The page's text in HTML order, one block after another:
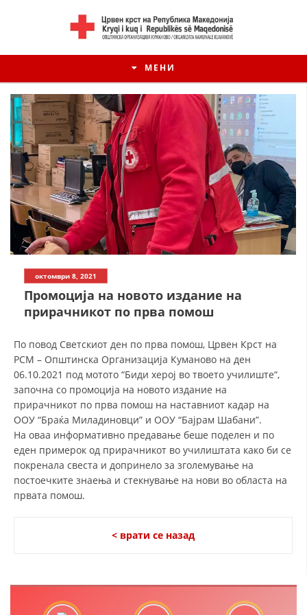
МЕНИ
ИСТОРИЈАТ НА ЦКРМ
ИСТОРИЈАТ НА ДВИЖЕЊЕТО
СТРУКТУРА И ОРГАНИЗАЦИОНА ПОСТАВЕНОСТ – ОПШТИНСКА
ОРГАНИЗАЦИЈА КУМАНОВО
КОНТАКТ ИНФОРМАЦИИ
ЗАКОН ЗА ЦКРМ
СТАТУТ НА ЦКРМ
РАКОВОДЕН ОДБОР
СТРУКТУРА И ОРГАНИЗАЦИОНА ПОСТАВЕНОСТ
октомври 8, 2021
Промоција на новото издание на
прирачникот по прва помош
По повод Светскиот ден по прва помош, Црвен Крст на
РСМ – Општинска Организација Куманово на ден
06.10.2021 под мотото “Биди херој во твоето училиште“,
започна со промоција на новото издание на
прирачникот по прва помош на наставниот кадар на
ООУ “Браќа Миладиновци” и ООУ “Бајрам Шабани”.
На оваа информативно предавање беше поделен и по
еден примерок од прирачникот во училиштата како би се
покренала свеста и допринело за зголемување на
постоечките знаења и стекнување на нови во областа на
првата помош.
< врати се назад